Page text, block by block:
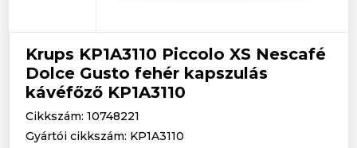
Krups KP1A3110 Piccolo XS Nescafé
Dolce Gusto fehér kapszulás
kávéfőző KP1A3110
Cikkszám: 10748221
Gyártói cikkszám: KP1A3110